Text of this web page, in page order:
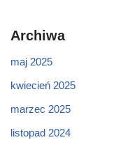
Archiwa
maj 2025
kwiecień 2025
marzec 2025
listopad 2024